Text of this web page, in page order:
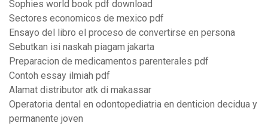
Sophies world book pdf download
Sectores economicos de mexico pdf
Ensayo del libro el proceso de convertirse en persona
Sebutkan isi naskah piagam jakarta
Preparacion de medicamentos parenterales pdf
Contoh essay ilmiah pdf
Alamat distributor atk di makassar
Operatoria dental en odontopediatria en denticion decidua y
permanente joven